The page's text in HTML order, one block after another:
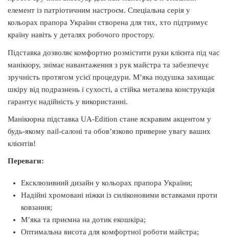
елемент із патріотичним настроєм. Спеціальна серія у
кольорах прапора України створена для тих, хто підтримує
країну навіть у деталях робочого простору.
Підставка дозволяє комфортно розмістити руки клієнта під час
манікюру, знімає навантаження з рук майстра та забезпечує
зручність протягом усієї процедури. М’яка подушка захищає
шкіру від подразнень і сухості, а стійка металева конструкція
гарантує надійність у використанні.
Манікюрна підставка UA-Edition стане яскравим акцентом у
будь-якому nail-салоні та обов’язково приверне увагу ваших
клієнтів!
Переваги:
Ексклюзивний дизайн у кольорах прапора України;
Надійні хромовані ніжки із силіконовими вставками проти
ковзання;
М’яка та приємна на дотик екошкіра;
Оптимальна висота для комфортної роботи майстра;